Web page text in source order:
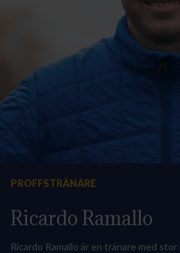
PROFFSTRÄNARE
Ricardo Ramallo
Ricardo Ramallo är en tränare med